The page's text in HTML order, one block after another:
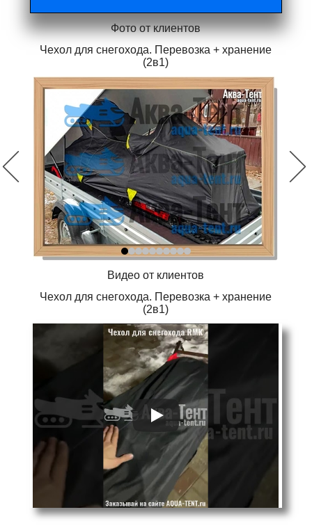
Фото от клиентов
Чехол для снегохода. Перевозка + хранение
(2в1)
Видео от клиентов
Чехол для снегохода. Перевозка + хранение
(2в1)